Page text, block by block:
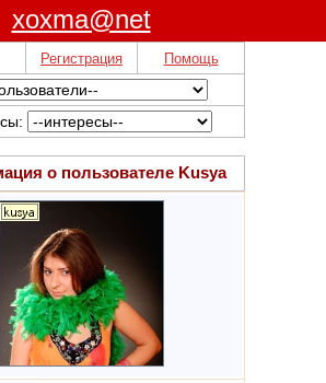
xoxma@net
Регистрация Помощь
о пользователе Kusya